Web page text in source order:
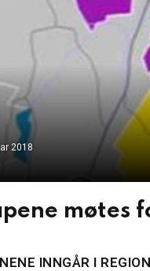
2018
INNGÅR I